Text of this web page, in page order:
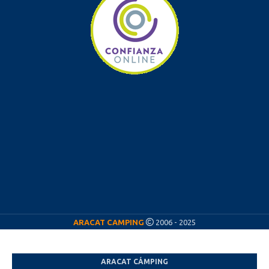
ARACAT CAMPING 2006 - 2025
ARACAT CÁMPING